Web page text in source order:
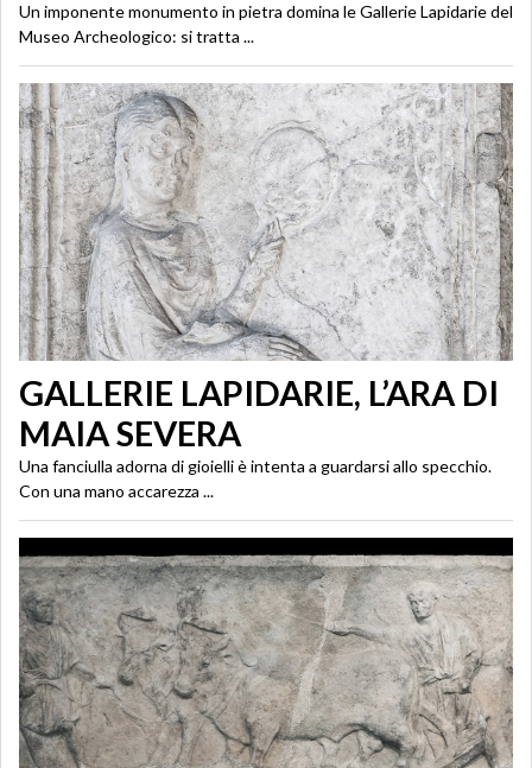
Un imponente monumento in pietra domina le Gallerie Lapidarie del
Museo Archeologico: si tratta ...
GALLERIE LAPIDARIE, L’ARA DI
MAIA SEVERA
Una fanciulla adorna di gioielli è intenta a guardarsi allo specchio.
Con una mano accarezza ...